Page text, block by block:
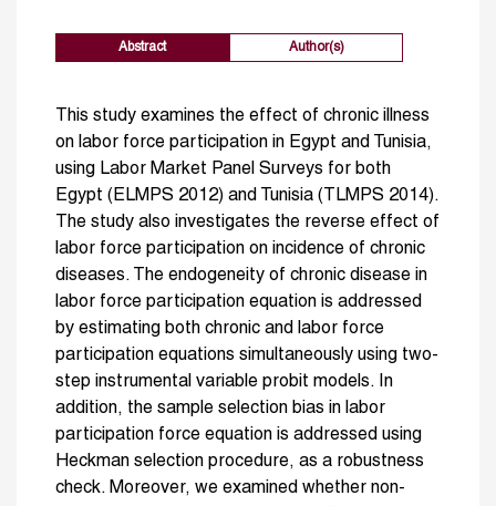
Abstract Author(s)
This study examines the effect of chronic illness
on labor force participation in Egypt and Tunisia,
using Labor Market Panel Surveys for both
Egypt (ELMPS 2012) and Tunisia (TLMPS 2014).
The study also investigates the reverse effect of
labor force participation on incidence of chronic
diseases. The endogeneity of chronic disease in
labor force participation equation is addressed
by estimating both chronic and labor force
participation equations simultaneously using two-
step instrumental variable probit models. In
addition, the sample selection bias in labor
participation force equation is addressed using
Heckman selection procedure, as a robustness
check. Moreover, we examined whether non-